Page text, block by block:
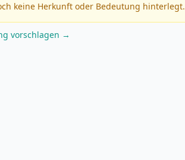
keine Herkunft oder Bedeutung hinterlegt.
vorschlagen →